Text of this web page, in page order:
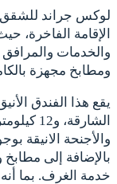
لوكس جراند للشقق
الإقامة الفاخرة،
والخدمات والمرافق
ومطابخ مجهزة
والأجنحة الانيقة
بالإضافة إلى
خدمة الغرف. بما